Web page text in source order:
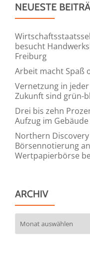
NEUESTE
besucht
Freiburg
Arbeit macht Spaß
Vernetzung in
Zukunft sind grün-
Drei bis zehn
Aufzug im Gebäude
Northern
Börsennotierung
Wertpapierbörse
ARCHIV